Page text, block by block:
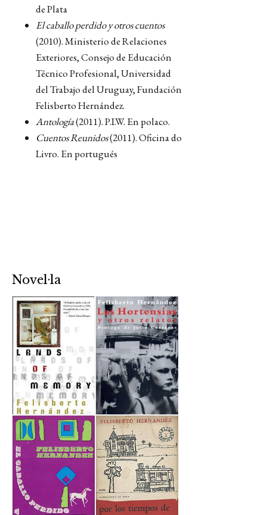
de Plata
El caballo perdido y otros cuentos
(2010). Ministerio de Relaciones
Exteriores, Consejo de Educación
Técnico Profesional, Universidad
del Trabajo del Uruguay, Fundación
Felisberto Hernández.
Antología(2011). P.I.W. En polaco.
Cuentos Reunidos(2011). Oficina do
Livro. En portugués
Novel·la